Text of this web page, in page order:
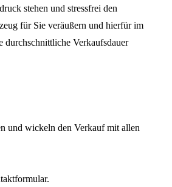
stehen und stressfrei den
für Sie veräußern und hierfür im
Verkaufsdauer
und wickeln den Verkauf mit allen